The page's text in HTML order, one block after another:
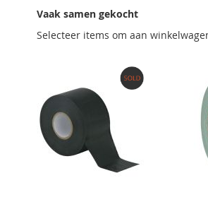
Vaak samen gekocht
Selecteer items om aan